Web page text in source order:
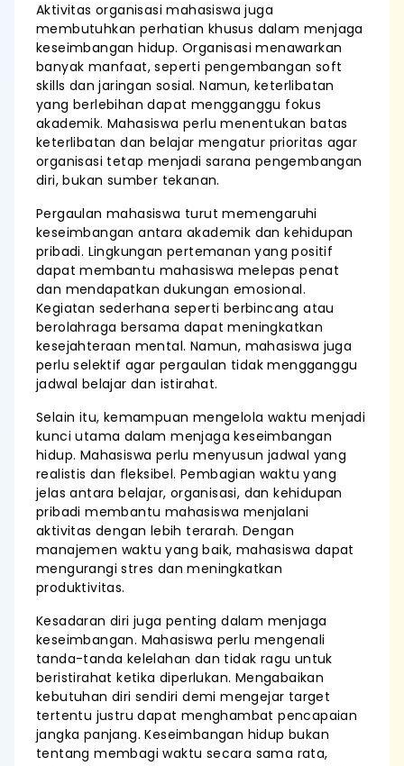
Aktivitas organisasi mahasiswa juga
membutuhkan perhatian khusus dalam menjaga
keseimbangan hidup. Organisasi menawarkan
banyak manfaat, seperti pengembangan soft
skills dan jaringan sosial. Namun, keterlibatan
yang berlebihan dapat mengganggu fokus
akademik. Mahasiswa perlu menentukan batas
keterlibatan dan belajar mengatur prioritas agar
organisasi tetap menjadi sarana pengembangan
diri, bukan sumber tekanan.
Pergaulan mahasiswa turut memengaruhi
keseimbangan antara akademik dan kehidupan
pribadi. Lingkungan pertemanan yang positif
dapat membantu mahasiswa melepas penat
dan mendapatkan dukungan emosional.
Kegiatan sederhana seperti berbincang atau
berolahraga bersama dapat meningkatkan
kesejahteraan mental. Namun, mahasiswa juga
perlu selektif agar pergaulan tidak mengganggu
jadwal belajar dan istirahat.
Selain itu, kemampuan mengelola waktu menjadi
kunci utama dalam menjaga keseimbangan
hidup. Mahasiswa perlu menyusun jadwal yang
realistis dan fleksibel. Pembagian waktu yang
jelas antara belajar, organisasi, dan kehidupan
pribadi membantu mahasiswa menjalani
aktivitas dengan lebih terarah. Dengan
manajemen waktu yang baik, mahasiswa dapat
mengurangi stres dan meningkatkan
produktivitas.
Kesadaran diri juga penting dalam menjaga
keseimbangan. Mahasiswa perlu mengenali
tanda-tanda kelelahan dan tidak ragu untuk
beristirahat ketika diperlukan. Mengabaikan
kebutuhan diri sendiri demi mengejar target
tertentu justru dapat menghambat pencapaian
jangka panjang. Keseimbangan hidup bukan
tentang membagi waktu secara sama rata,